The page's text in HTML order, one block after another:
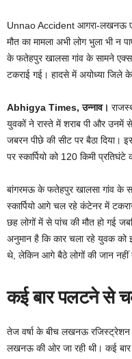
Unnao Accident आगरा-लखनऊ
मौत का मामला अभी लोग भुला भी न
के फतेहपुर खालसा गांव के सामने
टकराई गई। हादसे में अयोध्या जिले के
Abhigya Times, उन्नाव।
युवकों ने रास्ते में शराब पी और उनमें
जबरन पीछे की सीट पर बैठा
पर स्कार्पियो को 120 किमी प्रतिघंटे
बांगरमऊ के फतेहपुर खालसा गांव के
स्कार्पियो आगे चल रहे कंटेनर में
छह लोगों में से पांच की मौत हो गई
अनुमान है कि कार चला रहे युवक
थे, लेकिन आगे बैठे लोगों की जान
कई बार पलटने से
तेज वर्षा के बीच लखनऊ रजिस्ट्रेशन
लखनऊ की ओर जा रही थी। कई